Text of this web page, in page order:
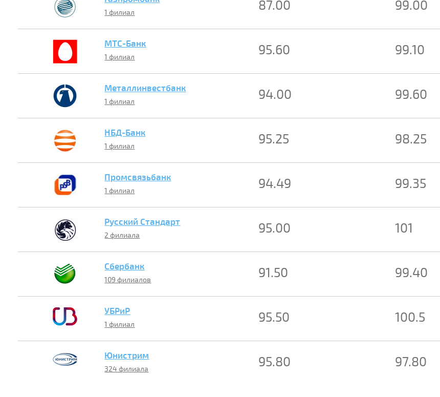
1 филиал 87.00 99.00
МТС-Банк
1 филиал 95.60 99.10
Металлинвестбанк
1 филиал 94.00 99.60
НБД-Банк
1 филиал 95.25 98.25
Промсвязьбанк
1 филиал 94.49 99.35
Русский Стандарт
2 филиала 95.00 101
Сбербанк
109 филиалов 91.50 99.40
УБРиР
1 филиал 95.50 100.5
Юнистрим
324 филиала 95.80 97.80